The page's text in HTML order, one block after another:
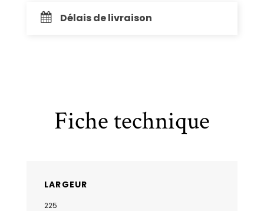
Délais de livraison
Fiche technique
LARGEUR
225